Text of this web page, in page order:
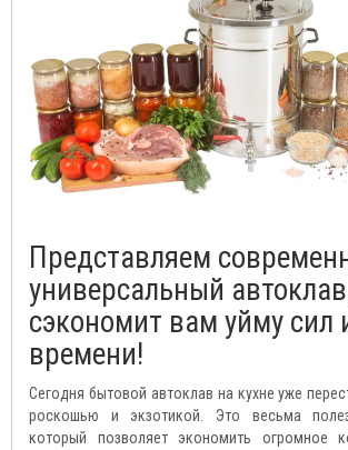
Представляем
универсальный
сэкономит вам уйму сил
времени!
Сегодня бытовой автоклав на кухне уже
роскошью и экзотикой. Это весьма
который позволяет экономить огромное